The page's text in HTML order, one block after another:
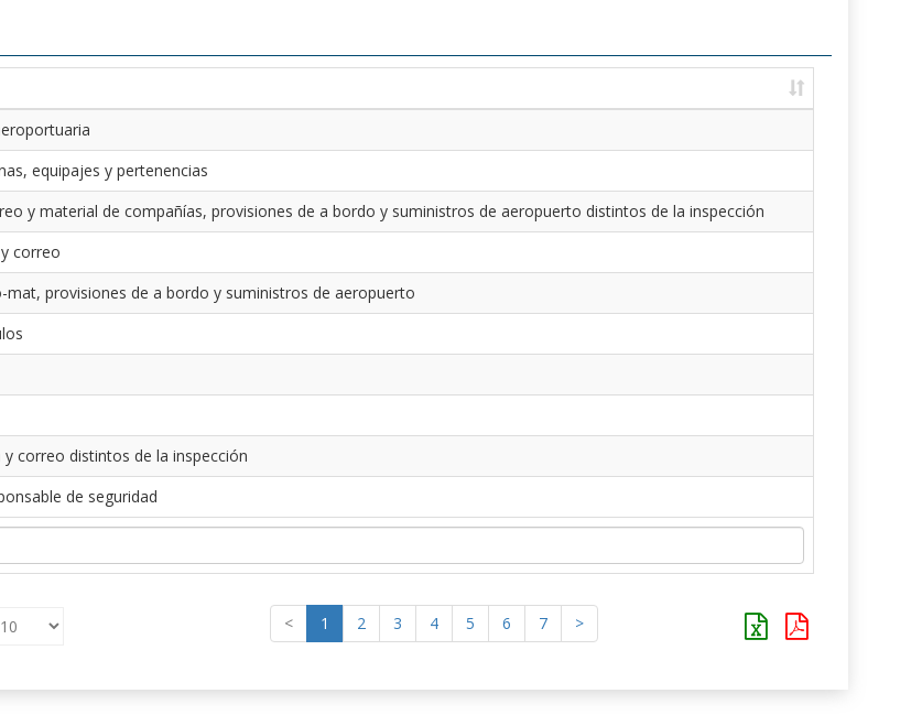
equipajes y pertenencias
y material de compañías, provisiones de a bordo y suministros de aeropuerto distintos de la inspección
correo
provisiones de a bordo y suministros de aeropuerto
correo distintos de la inspección
de seguridad
< 1 2 3 4 5 6 7 >